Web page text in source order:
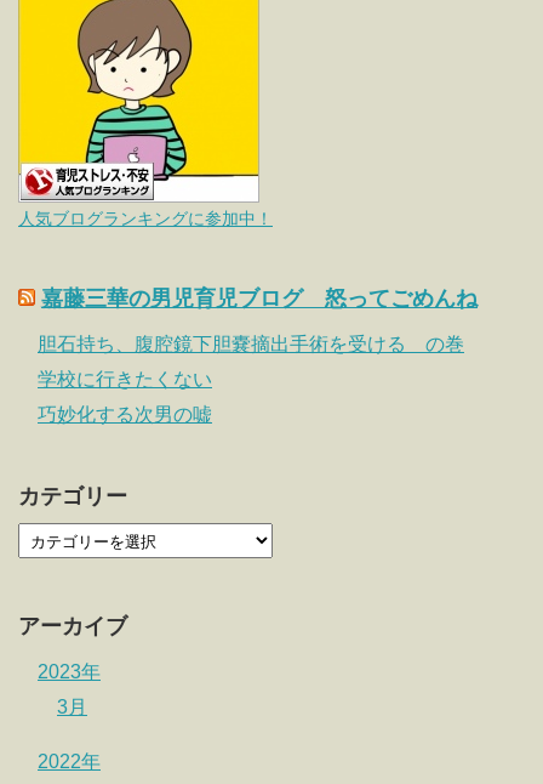
人気ブログランキングに参加中！
嘉藤三華の男児育児ブログ 怒ってごめんね
胆石持ち、腹腔鏡下胆嚢摘出手術を受ける の巻
学校に行きたくない
巧妙化する次男の嘘
カテゴリー
アーカイブ
2023年
3月
2022年